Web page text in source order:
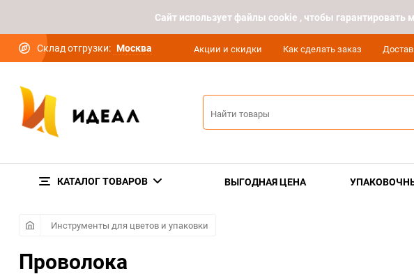
Cайт использует файлы cookie , чтобы
Склад отгрузки: Москва Акции и скидки Как сделать заказ
КАТАЛОГ ТОВАРОВ ВЫГОДНАЯ ЦЕНА
Инструменты для цветов и упаковки
Проволока